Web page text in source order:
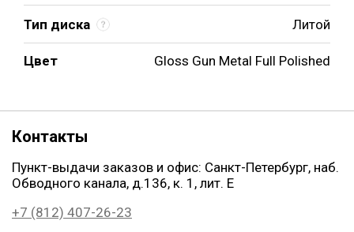
Тип диска Литой
Цвет Gloss Gun Metal Full Polished
Контакты
Пункт-выдачи заказов и офис: Санкт-Петербург, наб.
Обводного канала, д.136, к. 1, лит. Е
+7 (812) 407-26-23